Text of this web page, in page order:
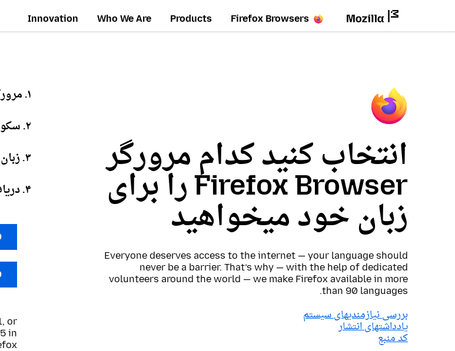
Firefox Browsers
Products
Who We Are
Innovation
انتخاب کنید کدام مرورگر
Firefox Browser را برای
زبان خود میخواهید
Everyone deserves access to the internet — your language should
never be a barrier. That’s why — with the help of dedicated
volunteers around the world — we make Firefox available in more
than 90 languages.
بررسی نیازمندیهای سیستم
یادداشتهای انتشار
کد منبع
۱. مرورگر:
۲. سکو:
۳. زبان:
۴. دریافت:
or
in